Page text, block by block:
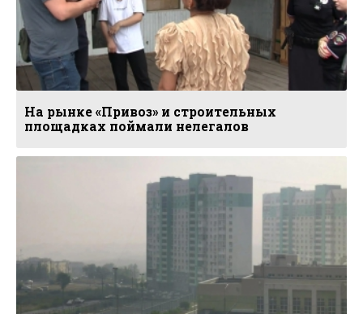
На рынке «Привоз» и строительных
площадках поймали нелегалов